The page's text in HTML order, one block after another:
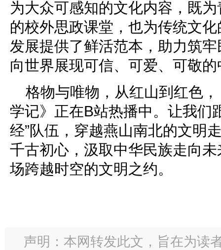
为大众可感知的文化内容，既
的校外思政课堂，也为传统文
发展提供了鲜活范本，助力筑
向世界展现可信、可爱、可敬
格物与唯物，从红山到红色
学记》正在B站热播中。让我们
经”队伍，穿越燕山南北的文明
千古初心，汲取中华民族走向
场跨越时空的文明之约。
声明：本网转发此文，旨在为读